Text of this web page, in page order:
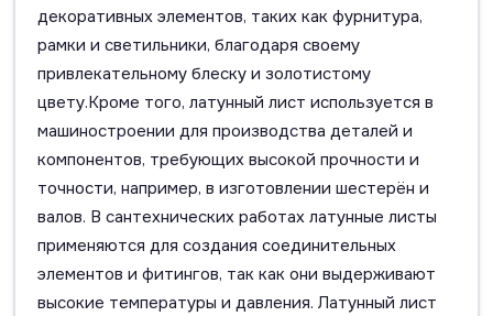
декоративных элементов, таких как фурнитура,
рамки и светильники, благодаря своему
привлекательному блеску и золотистому
цвету.Кроме того, латунный лист используется в
машиностроении для производства деталей и
компонентов, требующих высокой прочности и
точности, например, в изготовлении шестерён и
валов. В сантехнических работах латунные листы
применяются для создания соединительных
элементов и фитингов, так как они выдерживают
высокие температуры и давления. Латунный лист